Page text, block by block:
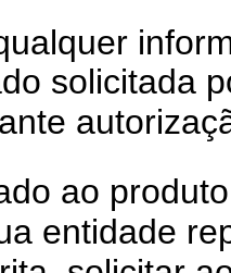
solicitada
ao
entidade